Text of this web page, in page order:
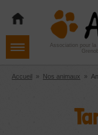
navigation
contenu
Aller
pied
de
Association pour la
Accueil » Nos animaux »